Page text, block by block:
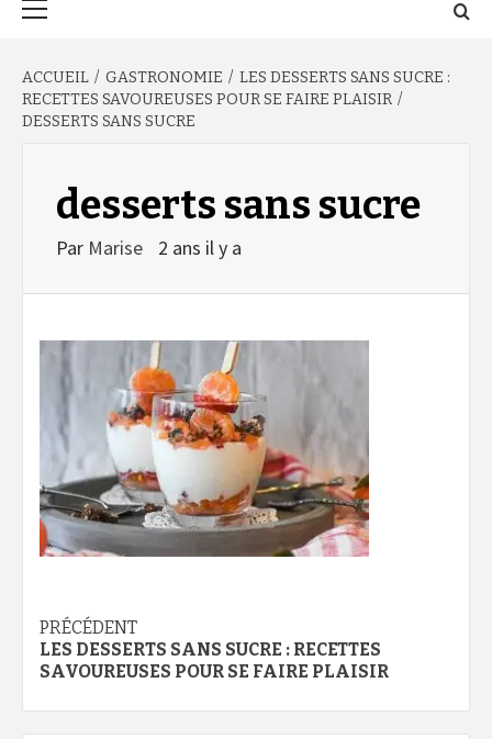
ACCUEIL GASTRONOMIE
LES DESSERTS SANS SUCRE :
RECETTES SAVOUREUSES POUR SE FAIRE PLAISIR
DESSERTS SANS SUCRE
desserts sans sucre
Par Marise 2 ans il y a
Navigation
d’article
PRÉCÉDENT
LES DESSERTS SANS SUCRE : RECETTES
SAVOUREUSES POUR SE FAIRE PLAISIR